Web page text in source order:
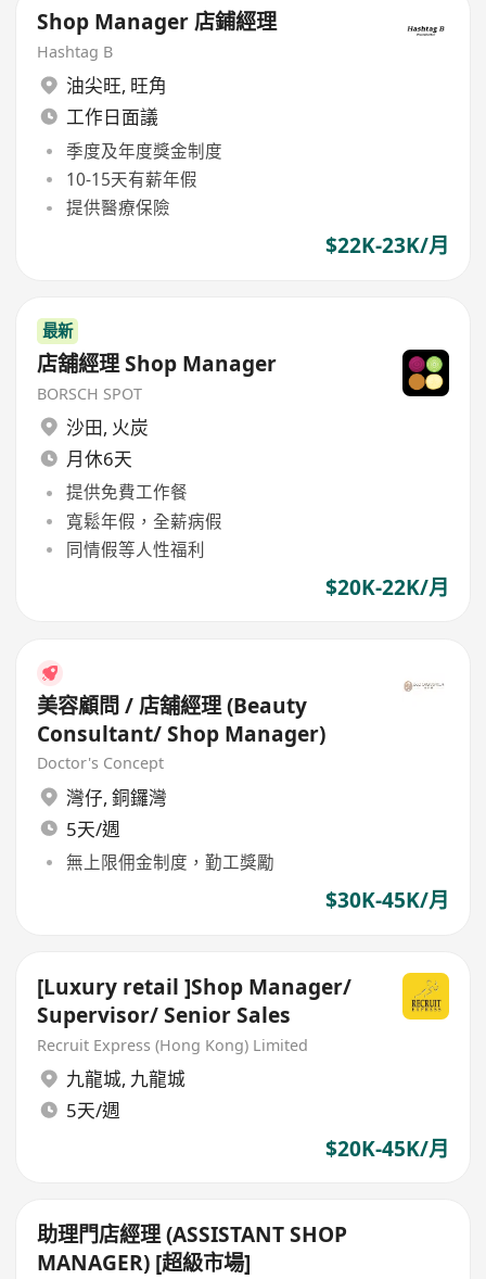
Shop Manager 店鋪經理
Hashtag B
油尖旺, 旺角
工作日面議
季度及年度獎金制度
10-15天有薪年假
提供醫療保險
$22K-23K/月
最新
店舖經理 Shop Manager
BORSCH SPOT
沙田, 火炭
月休6天
提供免費工作餐
寬鬆年假，全薪病假
同情假等人性福利
$20K-22K/月
美容顧問 / 店舖經理 (Beauty
Consultant/ Shop Manager)
Doctor's Concept
灣仔, 銅鑼灣
5天/週
無上限佣金制度，勤工獎勵
$30K-45K/月
[Luxury retail ]Shop Manager/
Supervisor/ Senior Sales
Recruit Express (Hong Kong) Limited
九龍城, 九龍城
5天/週
$20K-45K/月
助理門店經理 (ASSISTANT SHOP
MANAGER) [超級市場]